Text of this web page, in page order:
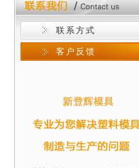
联系方式
客户反馈